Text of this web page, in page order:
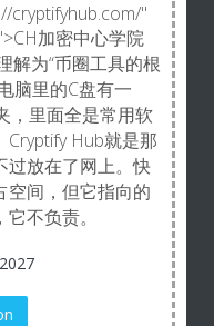
cryptifyhub.com/"
加密中心学院
解为“币圈工具的根
脑里的C盘有一
，里面全是常用软
Cryptify Hub就是那
过放在了网上。快
空间，但它指向的
不负责。